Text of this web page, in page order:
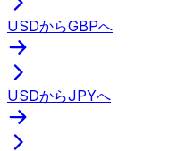
USDからGBPへ
USDからJPYへ